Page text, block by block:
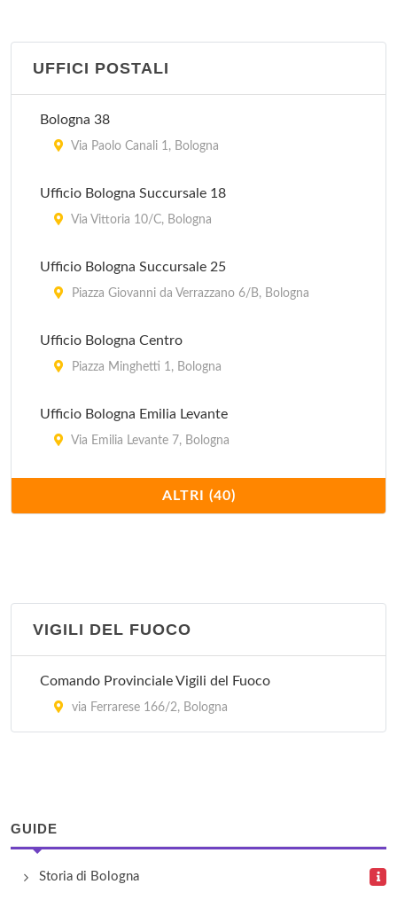
piazza Guglielmo Marconi 1, Castiglione dei Pepoli
UFFICI POSTALI
Bologna 38
Via Paolo Canali 1, Bologna
Ufficio Bologna Succursale 18
Via Vittoria 10/C, Bologna
Ufficio Bologna Succursale 25
Piazza Giovanni da Verrazzano 6/B, Bologna
Ufficio Bologna Centro
Piazza Minghetti 1, Bologna
Ufficio Bologna Emilia Levante
Via Emilia Levante 7, Bologna
Ufficio Bologna Emilia Ponente
Via Aurelio Saffi 30/32, Bologna
Ufficio Bologna Succursale 5
Ufficio Bologna Succursale 1
Viale Pietro Pietramellara 18, Bologna
Ufficio Bologna Succursale 11
Via San Mamolo 62, Bologna
ALTRI (40)
VIGILI DEL FUOCO
Comando Provinciale Vigili del Fuoco
via Ferrarese 166/2, Bologna
GUIDE
Storia di Bologna